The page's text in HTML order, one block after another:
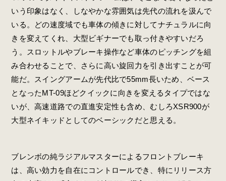
いう印象はなく、しなやかな雰囲気は先代の流れを汲んで
いる。どの速度域でも車体の傾きに対してナチュラルに向
きを変えてくれ、大型ビギナーでも取っ付きやすいだろ
う。スロットルやブレーキ操作など車体のピッチングを組
み合わせることで、さらに高い旋回力を引き出すことが可
能だ。スイングアームが先代比で55mm長いため、ベース
となったMT-09ほどクイックに向きを変えるタイプではな
いが、高速道路での直進安定性も含め、むしろXSR900が
大型ネイキッドとしてのベーシックだと思える。
ブレンボの純ラジアルマスターによるフロントブレーキ
は、高い効力を自在にコントロールでき、特にリリース方